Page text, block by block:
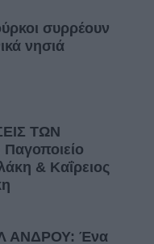
συρρέουν
νησιά
ΤΩΝ
& Καΐρειος
ΑΝΔΡΟΥ: Ένα